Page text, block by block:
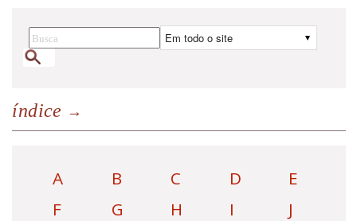
índice
A B C D
E
F
G H I
J